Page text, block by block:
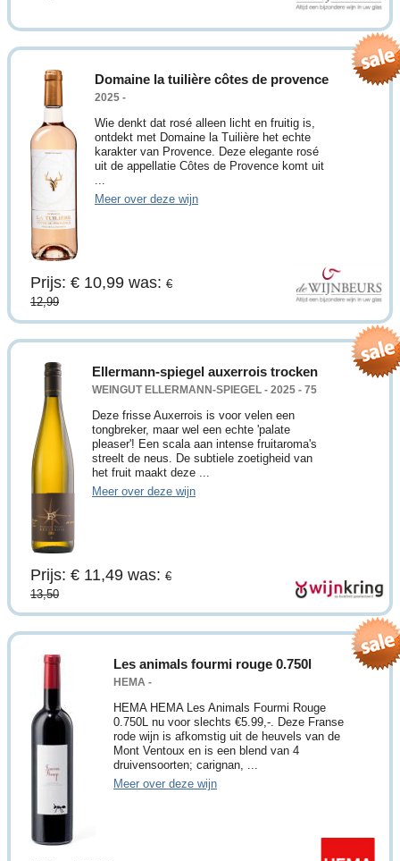
Domaine la tuilière côtes de provence
2025 -
Wie denkt dat rosé alleen licht en fruitig is,
ontdekt met Domaine la Tuilière het echte
karakter van Provence. Deze elegante rosé
uit de appellatie Côtes de Provence komt uit
Meer over deze wijn
Prijs: € 10,99 was: €
12,99
Ellermann-spiegel auxerrois trocken
WEINGUT ELLERMANN-SPIEGEL - 2025 - 75
Deze frisse Auxerrois is voor velen een
tongbreker, maar wel een echte 'palate
pleaser'! Een scala aan intense fruitaroma's
streelt de neus. De subtiele zoetigheid van
het fruit maakt deze ...
Meer over deze wijn
Prijs: € 11,49 was: €
13,50
Les animals fourmi rouge 0.750l
HEMA -
HEMA HEMA Les Animals Fourmi Rouge
0.750L nu voor slechts €5.99,-. Deze Franse
rode wijn is afkomstig uit de heuvels van de
Mont Ventoux en is een blend van 4
druivensoorten; carignan, ...
Meer over deze wijn